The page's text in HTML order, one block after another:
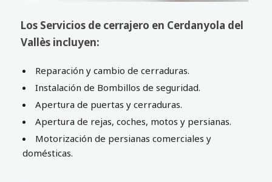
Los Servicios de cerrajero en Cerdanyola del
Vallès incluyen:
Reparación y cambio de cerraduras.
Instalación de Bombillos de seguridad.
Apertura de puertas y cerraduras.
Apertura de rejas, coches, motos y persianas.
Motorización de persianas comerciales y
domésticas.